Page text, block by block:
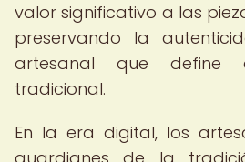
valor significativo a las
preservando la
artesanal que
tradicional.
En la era digital, los